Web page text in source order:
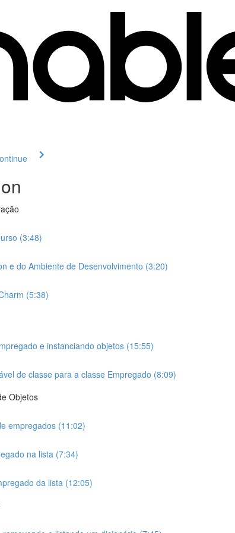
(3:48)
e do Ambiente de Desenvolvimento (3:20)
(5:38)
e instanciando objetos (15:55)
de classe para a classe Empregado (8:09)
Objetos
empregados (11:02)
na lista (7:34)
da lista (12:05)